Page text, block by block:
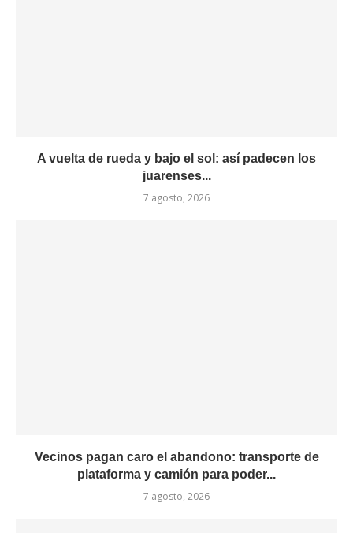
A vuelta de rueda y bajo el sol: así padecen los
juarenses...
7 agosto, 2026
Vecinos pagan caro el abandono: transporte de
plataforma y camión para poder...
7 agosto, 2026